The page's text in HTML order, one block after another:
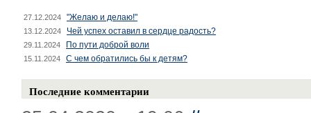
27.12.2024 "Желаю и делаю!"
13.12.2024 Чей успех оставил в сердце радость?
29.11.2024 По пути доброй воли
15.11.2024 С чем обратились бы к детям?
Последние комментарии